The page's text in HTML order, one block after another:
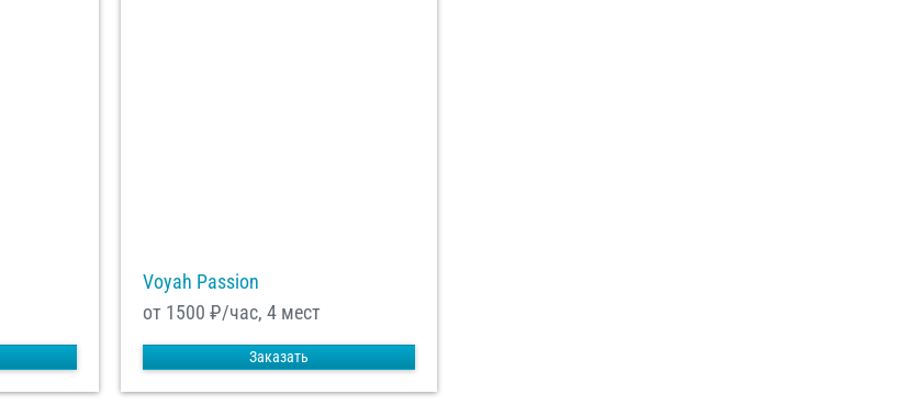
Voyah Passion
от 1500 ₽/час, 4 мест
Заказать